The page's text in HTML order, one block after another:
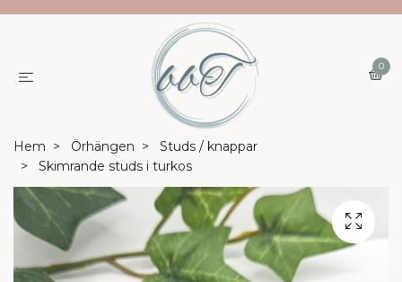
0
Hem Örhängen
Studs / knappar
Skimrande studs i turkos